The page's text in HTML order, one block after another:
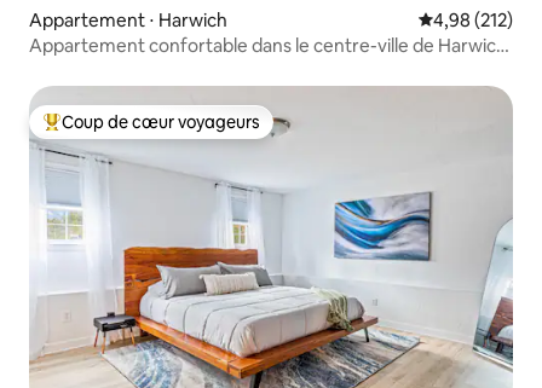
Appartement ⋅ Harwich Évaluation
4,98 (212)
Appartement confortable dans le centre-ville de Harwich
Coups de cœur voyageurs les plus appréciés
Coup de cœur voyageurs